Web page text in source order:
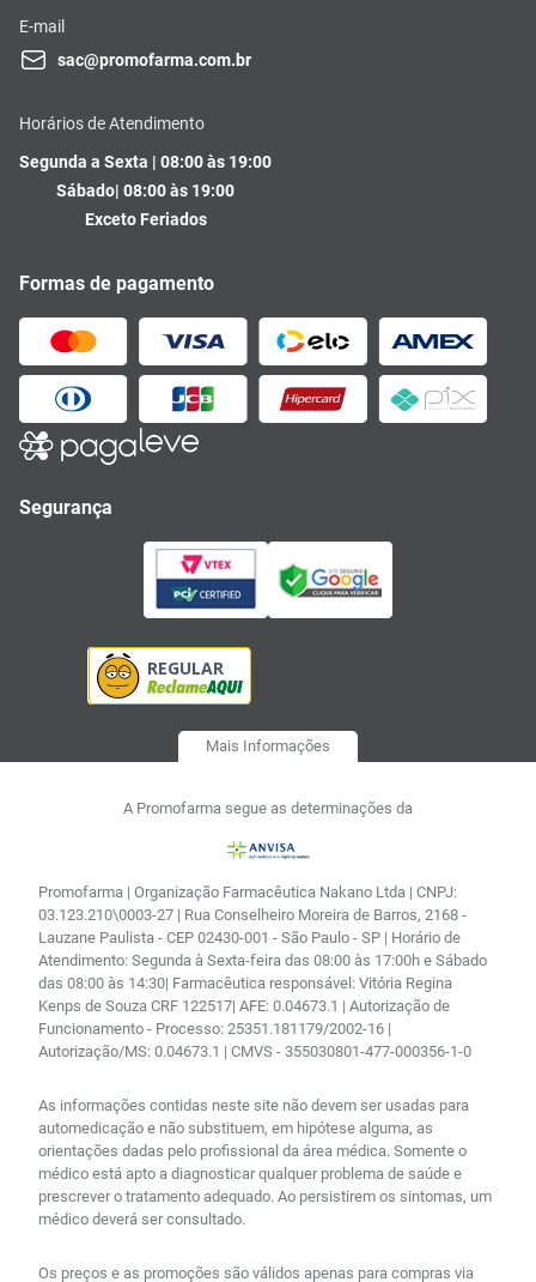
E-mail
sac@promofarma.com.br
Horários de Atendimento
Segunda a Sexta | 08:00 às 19:00
Sábado| 08:00 às 19:00
Exceto Feriados
Formas de pagamento
Segurança
Mais Informações
A Promofarma segue as determinações da
Promofarma | Organização Farmacêutica Nakano Ltda | CNPJ:
03.123.210\0003-27 | Rua Conselheiro Moreira de Barros, 2168 -
Lauzane Paulista - CEP 02430-001 - São Paulo - SP | Horário de
Atendimento: Segunda à Sexta-feira das 08:00 às 17:00h e Sábado
das 08:00 às 14:30| Farmacêutica responsável: Vitória Regina
Kenps de Souza CRF 122517| AFE: 0.04673.1 | Autorização de
Funcionamento - Processo: 25351.181179/2002-16 |
Autorização/MS: 0.04673.1 | CMVS - 355030801-477-000356-1-0
As informações contidas neste site não devem ser usadas para
automedicação e não substituem, em hipótese alguma, as
orientações dadas pelo profissional da área médica. Somente o
médico está apto a diagnosticar qualquer problema de saúde e
prescrever o tratamento adequado. Ao persistirem os sintomas, um
médico deverá ser consultado.
Os preços e as promoções são válidos apenas para compras via